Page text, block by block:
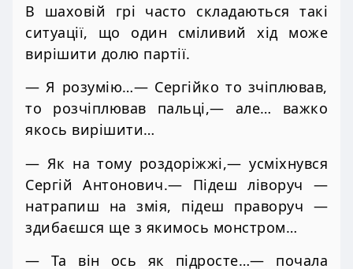
В шаховій грі часто складаються такі
ситуації, що один сміливий хід може
вирішити долю партії.
— Я розумію…— Сергійко то зчіплював,
то розчіплював пальці,— але… важко
якось вирішити…
— Як на тому роздоріжжі,— усміхнувся
Сергій Антонович.— Підеш ліворуч —
натрапиш на змія, підеш праворуч —
здибаєшся ще з якимось монстром…
— Та він ось як підросте…— почала